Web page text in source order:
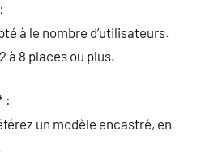
à le nombre d’utilisateurs.
à 8 places ou plus.
:
un modèle encastré, en